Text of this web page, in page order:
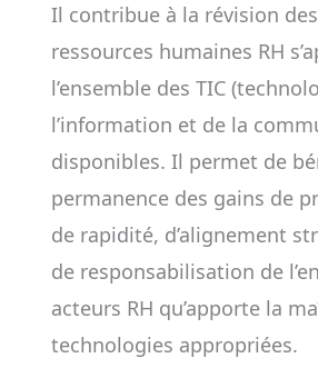
Il contribue à la révision
ressources humaines RH
l’ensemble des TIC
l’information et de la
disponibles. Il permet de
permanence des gains de
de rapidité, d’alignement
de responsabilisation de
acteurs RH qu’apporte la
technologies appropriées.